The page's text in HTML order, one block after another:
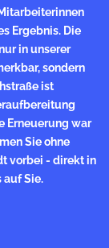
Ergebnis. Die
in unserer
sondern
ist
Erneuerung war
Sie ohne
vorbei - direkt in
auf Sie.